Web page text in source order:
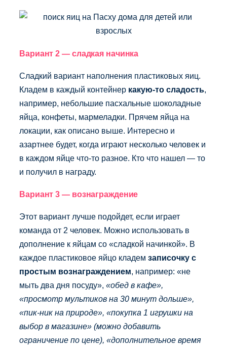
Вариант 2 — сладкая начинка
Сладкий вариант наполнения пластиковых яиц.
Кладем в каждый контейнер какую-то сладость
например, небольшие пасхальные шоколадные
яйца, конфеты, мармеладки. Прячем яйца на
локации, как описано выше. Интересно и
азартнее будет, когда играют несколько человек и
в каждом яйце что-то разное. Кто что нашел — то
и получил в награду.
Вариант 3 — вознаграждение
Этот вариант лучше подойдет, если играет
команда от 2 человек. Можно использовать в
дополнение к яйцам со «сладкой начинкой». В
каждое пластиковое яйцо кладем записочку с
простым вознаграждением, например: «не
мыть два дня посуду», «обед в кафе»,
«просмотр мультиков на 30 минут дольше»,
«пик-ник на природе», «покупка 1 игрушки на
выбор в магазине» (можно добавить
ограничение по цене), «дополнительное время